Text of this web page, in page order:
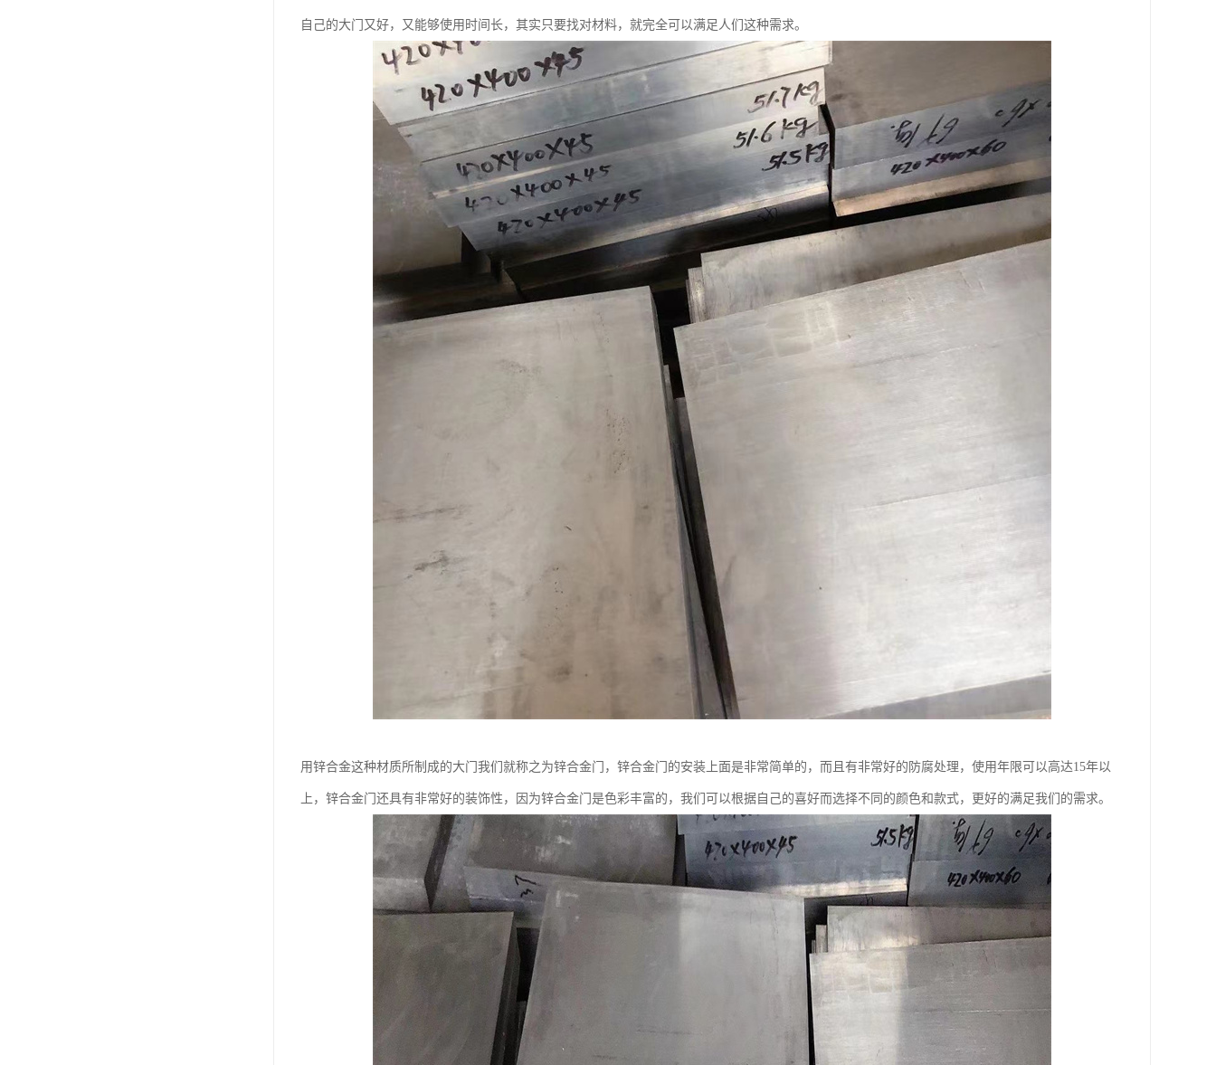
自己的大门又好，又能够使用时间长，其实只要找对材料，就完全可以满足人们这种需求。
用锌合金这种材质所制成的大门我们就称之为锌合金门，锌合金门的安装上面是非常简单的，而且有非常好的防腐处理，使用年限可以高达15年以
上，锌合金门还具有非常好的装饰性，因为锌合金门是色彩丰富的，我们可以根据自己的喜好而选择不同的颜色和款式，更好的满足我们的需求。